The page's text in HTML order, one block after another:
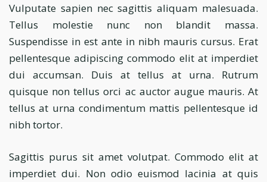
Vulputate sapien nec sagittis aliquam malesuada.
Tellus molestie nunc non blandit massa.
Suspendisse in est ante in nibh mauris cursus. Erat
pellentesque adipiscing commodo elit at imperdiet
dui accumsan. Duis at tellus at urna. Rutrum
quisque non tellus orci ac auctor augue mauris. At
tellus at urna condimentum mattis pellentesque id
nibh tortor.
Sagittis purus sit amet volutpat. Commodo elit at
imperdiet dui. Non odio euismod lacinia at quis